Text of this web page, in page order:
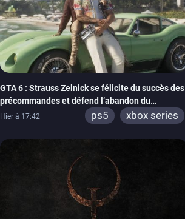
GTA 6 : Strauss Zelnick se félicite du succès des
précommandes et défend l’abandon du
physique
Hier à 17:42 ps5 xbox series